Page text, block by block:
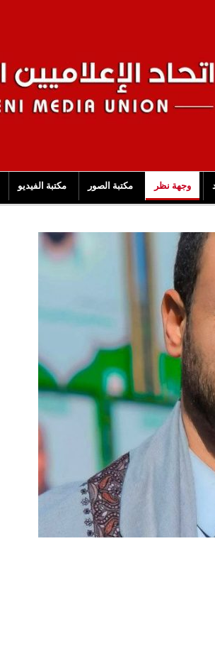
وجهة نظر مكتبة الصور مكتبة الفيديو